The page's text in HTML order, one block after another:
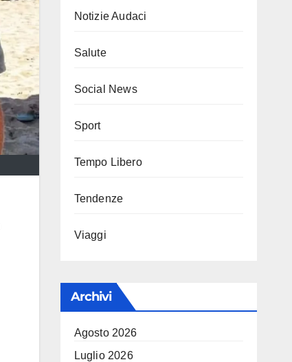
Notizie Audaci
Salute
Social News
Sport
Tempo Libero
Tendenze
Viaggi
Archivi
Agosto 2026
Luglio 2026